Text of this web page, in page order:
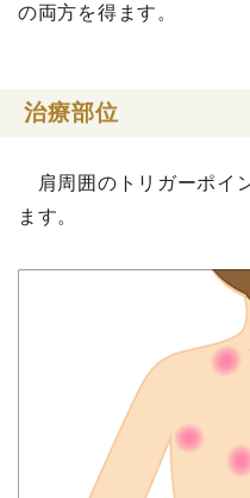
の両方を得ます。
治療部位
肩周囲のトリガーポイ
ます。